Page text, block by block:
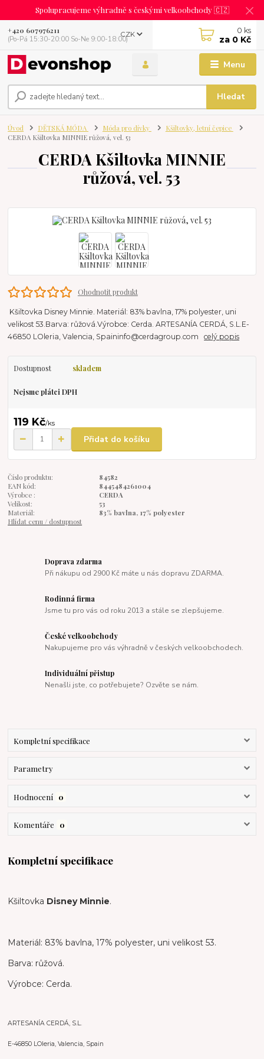
Spolupracujeme výhradně s českými velkoobchody 🇨🇿
Menu
CZK
Hledat
+420 607976211
(Po-Pá 15:30-20:00 So-Ne 9:00-18:00)
0 ks
za 0 Kč
Úvod DĚTSKÁ MÓDA Móda pro dívky
Kšiltovky, letní čepice
CERDA Kšiltovka MINNIE růžová, vel. 53
CERDA Kšiltovka MINNIE
růžová, vel. 53
Ohodnotit produkt
Kšiltovka Disney Minnie. Materiál: 83% bavlna, 17% polyester, uni
velikost 53.Barva: růžová.Výrobce: Cerda. ARTESANÍA CERDÁ, S.L.E-
46850 LOleria, Valencia, Spaininfo@cerdagroup.comcelý popis
Dostupnost skladem
Nejsme plátci DPH
119 Kč/ks
Přidat do košíku
Číslo produktu:
84582
EAN kód:
8445484261004
Výrobce :
CERDA
Velikost:
53
Materiál:
83% bavlna, 17% polyester
Hlídat cenu / dostupnost
Doprava zdarma
Při nákupu od 2900 Kč máte u nás dopravu ZDARMA.
Rodinná firma
Jsme tu pro vás od roku 2013 a stále se zlepšujeme.
České velkoobchody
Nakupujeme pro vás výhradně v českých velkoobchodech.
Individuální přistup
Nenašli jste, co potřebujete? Ozvěte se nám.
Kompletní specifikace
Parametry
Hodnocení 0
Komentáře 0
Kompletní specifikace
Kšiltovka Disney Minnie.
Materiál: 83% bavlna, 17% polyester, uni velikost 53.
Barva: růžová.
Výrobce: Cerda.
ARTESANÍA CERDÁ, S.L.
E-46850 LOleria, Valencia, Spain